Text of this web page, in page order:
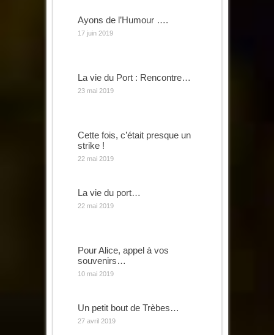
Ayons de l’Humour ….
17 juin 2019
La vie du Port : Rencontre…
23 mai 2019
Cette fois, c’était presque un
strike !
22 mai 2019
La vie du port…
22 mai 2019
Pour Alice, appel à vos
souvenirs…
10 mai 2019
Un petit bout de Trèbes…
27 avril 2019